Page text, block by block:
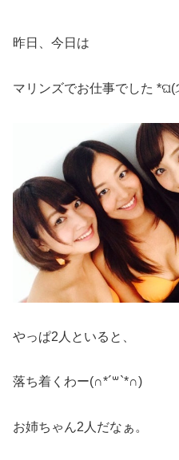
昨日、今日は
マリンズでお仕事でした
やっぱ2人といると、
落ち着くわー(∩*´꒳`*∩)
お姉ちゃん2人だなぁ。